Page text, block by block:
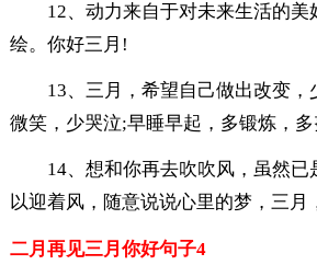
12、动力来自于对未来生活的美
绘。你好三月!
13、三月，希望自己做出改变，
微笑，少哭泣;早睡早起，多锻炼，多
14、想和你再去吹吹风，虽然已
以迎着风，随意说说心里的梦，三月
二月再见三月你好句子4